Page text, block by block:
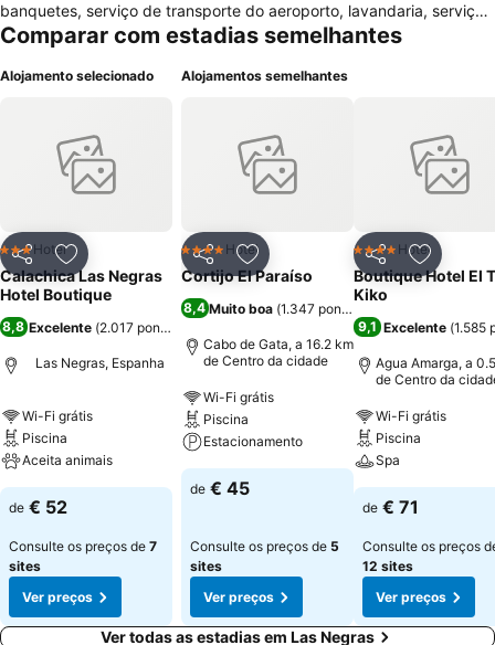
banquetes, serviço de transporte do aeroporto, lavandaria, serviço
de engomadoria, aluguer de bicicleta, fax, fotocopiadora,
serviço expresso de check-in/check-out, jornais, jardim, terraço,
elevador, cofre, aquecimento e ar condicionado. Para descontrair o
cliente pode praticar wind-surf, desfrutar de um jacuzzi, fazer
caminhadas, snorkelling e dar uns mergulhos na piscina exterior. Os
condicionado, secretária, aquecimento, casa de banho com duche,
banheira, secador de cabelo e artigos de higiene pessoal, televisão,
telefone, mini-bar, frigorífico, serviço de despertar ou relógio
Comparar com estadias semelhantes
Alojamento selecionado
PartilharAdicionar aos favoritos
3 Estrelas
Hotel
Calachica Las Negras
Hotel Boutique
8,8 Excelente (2.017 pontuações
Las Negras, Espanha
Wi-Fi grátis
Piscina
Aceita animais
de € 52
Consulte os preços de 7
sites
Ver preços
Alojamentos semelhantes
PartilharAdicionar aos favoritos
4 EstrelasHotel
Cortijo El Paraíso
8,4 Muito boa (1.347 pontuações
Cabo de Gata, a 16.2 km
de Centro da cidade
Wi-Fi grátis
Piscina
Estacionamento
de € 45
Consulte os preços de 5
sites
Ver preços
Partilhar
4 EstrelasHotel
Boutique Hotel El
Kiko
9,1 Excelente (1.585
Agua Amarga, a
de Centro da
Wi-Fi grátis
Piscina
Spa
de € 71
Consulte os preços
12 sites
Ver preços
Ver todas as estadias em Las Negras